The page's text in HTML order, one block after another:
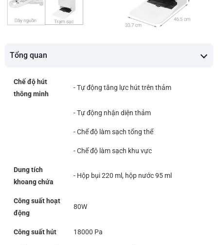
Tổng quan
Chế độ hút
thông minh
- Tự động tăng lực hút trên thảm
- Tự động nhận diện thảm
- Chế độ làm sạch tổng thể
- Chế độ làm sạch khu vực
Dung tích
khoang chứa
- Hộp bụi 220 ml, hộp nước 95 ml
Công suất hoạt
động
80W
Công suất hút 18000 Pa